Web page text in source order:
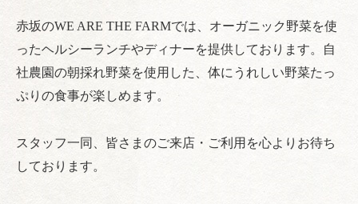
赤坂のWE ARE THE FARMでは、オーガニック野菜を使
ったヘルシーランチやディナーを提供しております。自
社農園の朝採れ野菜を使用した、体にうれしい野菜たっ
ぷりの食事が楽しめます。
スタッフ一同、皆さまのご来店・ご利用を心よりお待ち
しております。